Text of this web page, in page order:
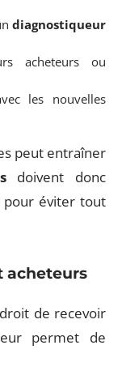
diagnostiqueur
acheteurs ou
les nouvelles
peut entraîner
doivent donc
pour éviter tout
acheteurs
de recevoir
permet de